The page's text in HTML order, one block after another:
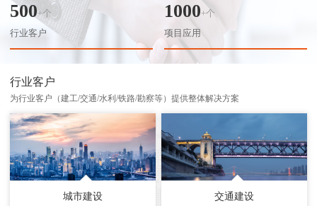
500+个
行业客户
1000+个
项目应用
行业客户
为行业客户（建工/交通/水利/铁路/勘察等）提供整体解决方案
城市建设 交通建设